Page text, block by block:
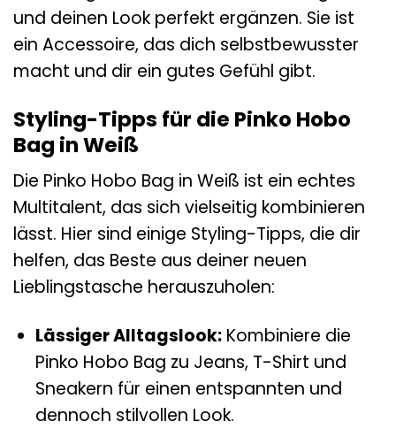
und deinen Look perfekt ergänzen. Sie ist
ein Accessoire, das dich selbstbewusster
macht und dir ein gutes Gefühl gibt.
Styling-Tipps für die Pinko Hobo
Bag in Weiß
Die Pinko Hobo Bag in Weiß ist ein echtes
Multitalent, das sich vielseitig kombinieren
lässt. Hier sind einige Styling-Tipps, die dir
helfen, das Beste aus deiner neuen
Lieblingstasche herauszuholen:
Lässiger Alltagslook:Kombiniere die
Pinko Hobo Bag zu Jeans, T-Shirt und
Sneakern für einen entspannten und
dennoch stilvollen Look.